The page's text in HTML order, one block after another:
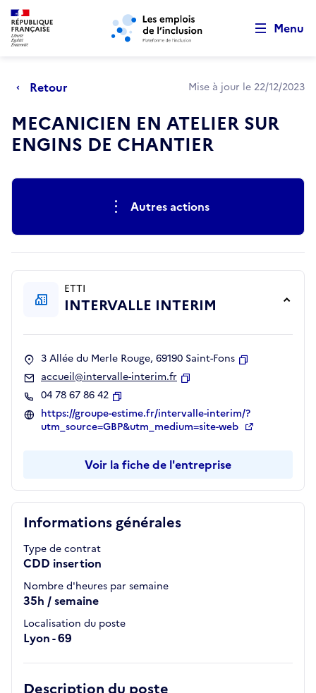
Aller au menu principal Aller au contenu principal
Menu
Retour Mise à jour le 22/12/2023
MECANICIEN EN ATELIER SUR
ENGINS DE CHANTIER
Actions rapidesAutres actions
Informations générales
Type de contrat
CDD insertion
Nombre d'heures par semaine
35h / semaine
Localisation du poste
Lyon - 69
Description du poste
ETTI
INTERVALLE INTERIM
3 Allée du Merle Rouge, 69190 Saint-Fons
accueil@intervalle-interim.fr
04 78 67 86 42
Copier
https://groupe-estime.fr/intervalle-interim/?
utm_source=GBP&utm_medium=site-web
Voir la fiche de l'entreprise
Retour au début de la page
Panneau de gestion des cookies